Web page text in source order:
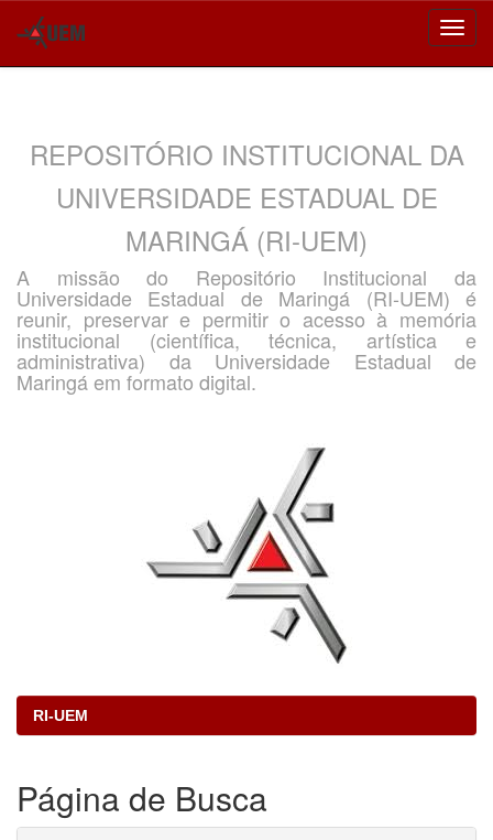
REPOSITÓRIO INSTITUCIONAL DA
UNIVERSIDADE ESTADUAL DE
MARINGÁ (RI-UEM)
A missão do Repositório Institucional da
Universidade Estadual de Maringá (RI-UEM) é
reunir, preservar e permitir o acesso à memória
institucional (científica, técnica, artística e
administrativa) da Universidade Estadual de
Maringá em formato digital.
RI-UEM
Página de Busca